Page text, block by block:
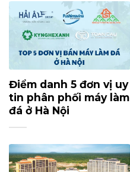
Điểm danh 5 đơn vị uy
tin phân phối máy làm
đá ở Hà Nội